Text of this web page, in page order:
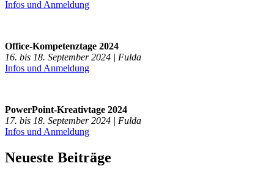
Infos und Anmeldung
Office-Kompetenztage 2024
16. bis 18. September 2024 | Fulda
Infos und Anmeldung
PowerPoint-Kreativtage 2024
17. bis 18. September 2024 | Fulda
Infos und Anmeldung
Neueste Beiträge